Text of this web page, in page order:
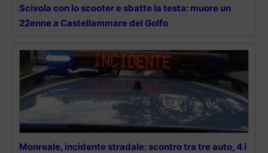
Scivola con lo scooter e sbatte la testa: muore un
22enne a Castellammare del Golfo
Monreale, incidente stradale: scontro tra tre auto, 4 i